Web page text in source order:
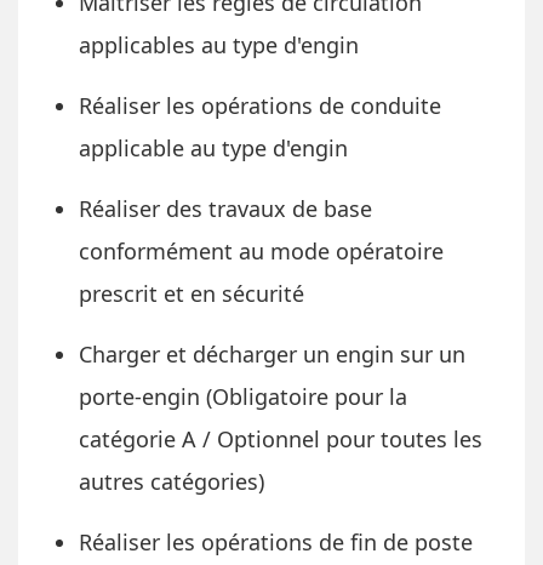
applicables au type d'engin
Réaliser les opérations de conduite
applicable au type d'engin
Réaliser des travaux de base
conformément au mode opératoire
prescrit et en sécurité
Charger et décharger un engin sur un
porte-engin (Obligatoire pour la
catégorie A / Optionnel pour toutes les
autres catégories)
Réaliser les opérations de fin de poste